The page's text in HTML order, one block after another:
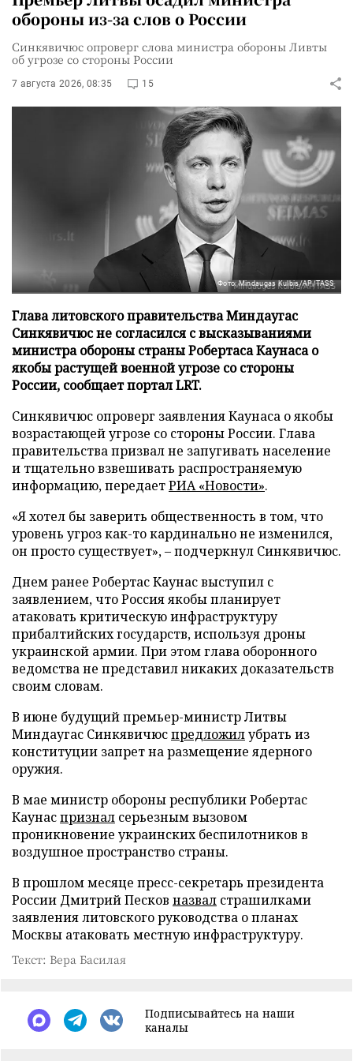
обороны из-за слов о России
Синкявичюс опроверг слова министра обороны Ливты
об угрозе со стороны России
7 августа 2026, 08:35 15
Фото: Mindaugas Kulbis/AP/TASS
Глава литовского правительства Миндаугас
Синкявичюс не согласился с высказываниями
министра обороны страны Робертаса Каунаса о
якобы растущей военной угрозе со стороны
России, сообщает портал LRT.
Синкявичюс опроверг заявления Каунаса о якобы
возрастающей угрозе со стороны России. Глава
правительства призвал не запугивать население
и тщательно взвешивать распространяемую
информацию, передаетРИА «Новости».
«Я хотел бы заверить общественность в том, что
уровень угроз как-то кардинально не изменился,
он просто существует», – подчеркнул Синкявичюс.
Днем ранее Робертас Каунас выступил с
заявлением, что Россия якобы планирует
атаковать критическую инфраструктуру
прибалтийских государств, используя дроны
украинской армии. При этом глава оборонного
ведомства не представил никаких доказательств
своим словам.
В июне будущий премьер-министр Литвы
Миндаугас Синкявичюспредложилубрать из
конституции запрет на размещение ядерного
оружия.
В мае министр обороны республики Робертас
Каунаспризнал серьезным вызовом
проникновение украинских беспилотников в
воздушное пространство страны.
В прошлом месяце пресс-секретарь президента
России Дмитрий Песков назвал страшилками
заявления литовского руководства о планах
Москвы атаковать местную инфраструктуру.
Текст: Вера Басилая
Подписывайтесь на наши
каналы